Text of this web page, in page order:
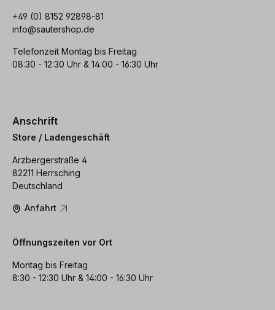
+49 (0) 8152 92898-81
info@sautershop.de
Telefonzeit Montag bis Freitag
08:30 - 12:30 Uhr & 14:00 - 16:30 Uhr
Anschrift
Store / Ladengeschäft
Arzbergerstraße 4
82211 Herrsching
Deutschland
Anfahrt
Öffnungszeiten vor Ort
Montag bis Freitag
8:30 - 12:30 Uhr & 14:00 - 16:30 Uhr